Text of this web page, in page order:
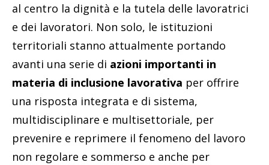
al centro la dignità e la tutela delle lavoratrici
e dei lavoratori. Non solo, le istituzioni
territoriali stanno attualmente portando
avanti una serie di azioni importanti in
materia di inclusione lavorativa per offrire
una risposta integrata e di sistema,
multidisciplinare e multisettoriale, per
prevenire e reprimere il fenomeno del lavoro
non regolare e sommerso e anche per